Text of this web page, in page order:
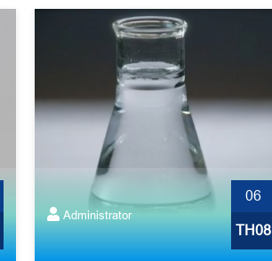
Administrator
06
TH08